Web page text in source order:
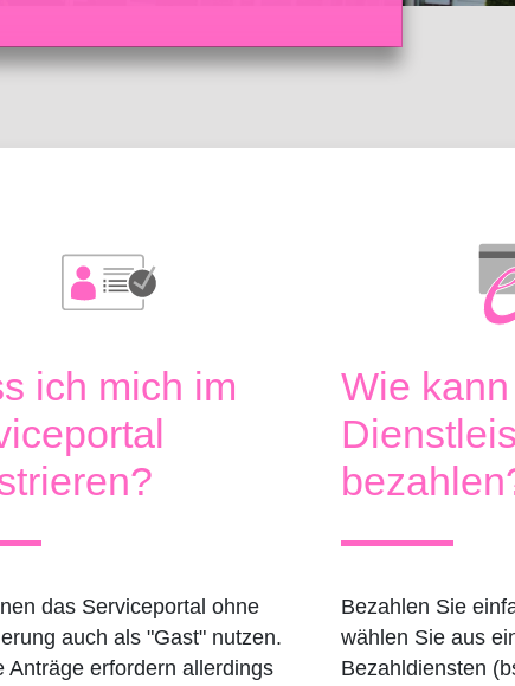
ich mich im
das Serviceportal ohne
auch als "Gast" nutzen.
Anträge erfordern allerdings
Wie
Bezahlen Sie
wählen Sie aus
Bezahldiensten